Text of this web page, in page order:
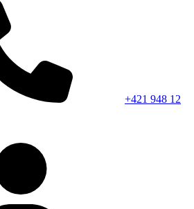
+421 948 12